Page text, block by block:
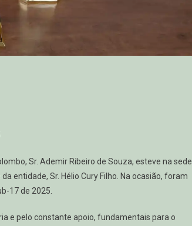
Sr. Ademir Ribeiro de Souza, esteve na sede
entidade, Sr. Hélio Cury Filho. Na ocasião, foram
17 de 2025.
e pelo constante apoio, fundamentais para o